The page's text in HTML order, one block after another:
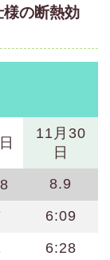
の断熱効
11月30
日
8.9
6:09
6:28